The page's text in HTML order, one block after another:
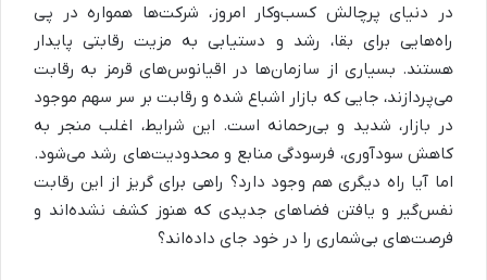
در دنیای پرچالش کسب‌وکار امروز، شرکت‌ها همواره در پی
راه‌هایی برای بقا، رشد و دستیابی به مزیت رقابتی پایدار
هستند. بسیاری از سازمان‌ها در اقیانوس‌های قرمز به رقابت
می‌پردازند، جایی که بازار اشباع شده و رقابت بر سر سهم موجود
در بازار، شدید و بی‌رحمانه است. این شرایط، اغلب منجر به
کاهش سودآوری، فرسودگی منابع و محدودیت‌های رشد می‌شود.
اما آیا راه دیگری هم وجود دارد؟ راهی برای گریز از این رقابت
نفس‌گیر و یافتن فضاهای جدیدی که هنوز کشف نشده‌اند و
فرصت‌های بی‌شماری را در خود جای داده‌اند؟